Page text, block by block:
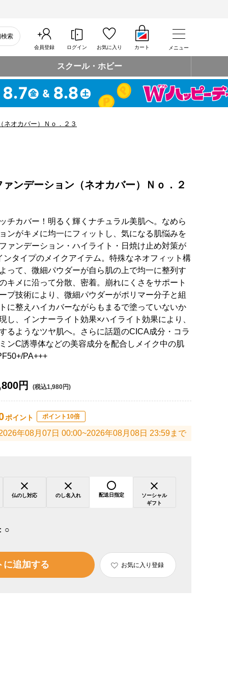
索
会員登録 ログイン お気に入り カート メニュー
スクール・ホビー
ネオカバー）Ｎｏ．２３
ンデーション（ネオカバー）Ｎｏ．２
チカバー！明るく輝くナチュラル美肌へ。なめら
ンがキメに均一にフィットし、気になる肌悩みを
ァンデーション・ハイライト・日焼け止め対策が
タイプのメイクアイテム。特殊なネオフィット構
って、微細パウダーが自ら肌の上で均一に整列す
キメに沿って分散、密着。崩れにくさをサポート
プ技術により、微細パウダーがポリマー分子と組
に整えハイカバーながらもまるで塗っていないか
し、インナーライト効果×ハイライト効果により、
るようなツヤ肌へ。さらに話題のCICA成分・コラ
ンC誘導体などの美容成分を配合しメイク中の肌
PA+++
円 (税込1,980円)
ポイント ポイント10倍
年08月07日 00:00~2026年08月08日 23:59まで
仏のし対応 のし名入れ 配送日指定
ソーシャル
ギフト
○
に追加する お気に入り登録